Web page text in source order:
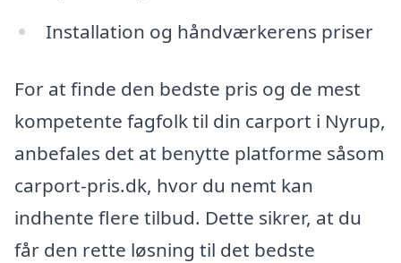
Installation og håndværkerens priser
For at finde den bedste pris og de mest
kompetente fagfolk til din carport i Nyrup,
anbefales det at benytte platforme såsom
carport-pris.dk, hvor du nemt kan
indhente flere tilbud. Dette sikrer, at du
får den rette løsning til det bedste